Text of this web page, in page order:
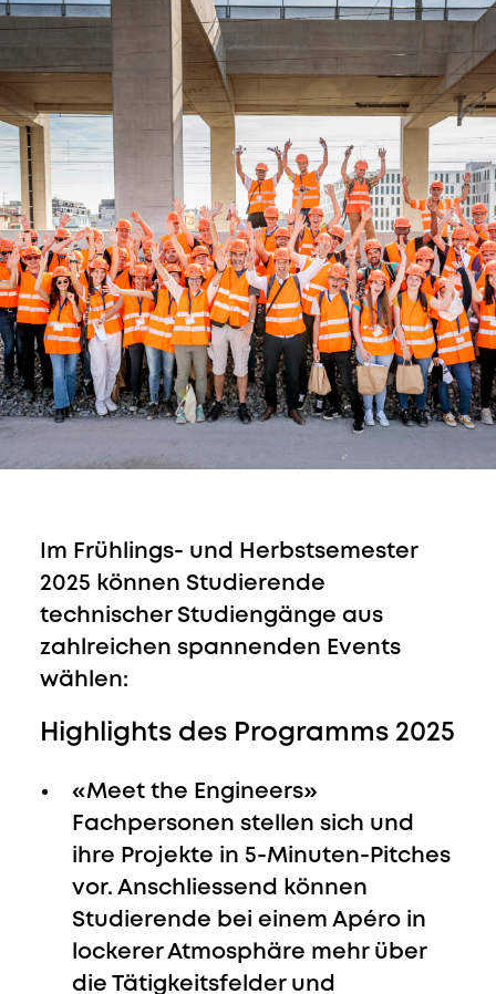
Im Frühlings- und Herbstsemester
2025 können Studierende
technischer Studiengänge aus
zahlreichen spannenden Events
wählen:
Highlights des Programms 2025
«Meet the Engineers»
Fachpersonen stellen sich und
ihre Projekte in 5-Minuten-Pitches
vor. Anschliessend können
Studierende bei einem Apéro in
lockerer Atmosphäre mehr über
die Tätigkeitsfelder und